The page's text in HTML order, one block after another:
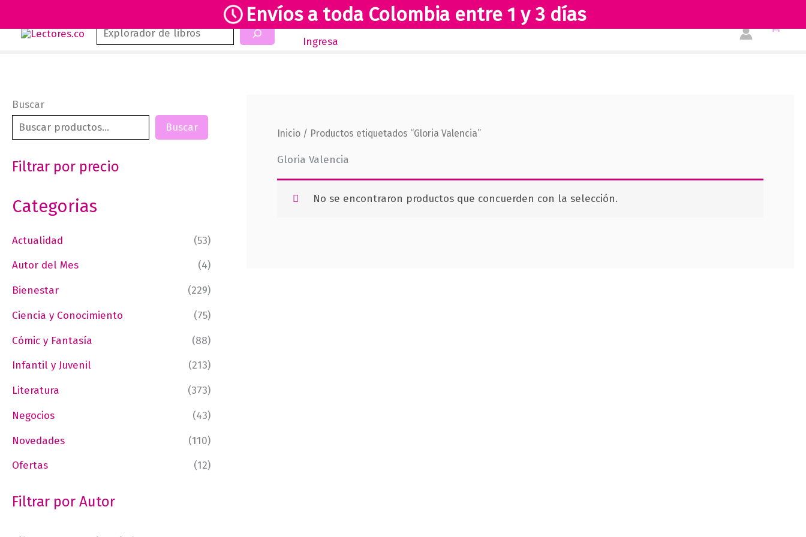
Envíos a toda Colombia entre 1 y 3 días
Buscar Inicio Novedades Revista Club Lectores Tienda
Ingresa
Buscar
Buscar
Filtrar por precio
Categorias
Actualidad
(53)
Autor del Mes
(4)
Bienestar
(229)
Ciencia y Conocimiento
(75)
Cómic y Fantasía
(88)
Infantil y Juvenil
(213)
Literatura
(373)
Negocios
(43)
Novedades
(110)
Ofertas
(12)
Filtrar por Autor
Inicio / Productos etiquetados “Gloria Valencia”
Gloria Valencia
No se encontraron productos que concuerden con la selección.